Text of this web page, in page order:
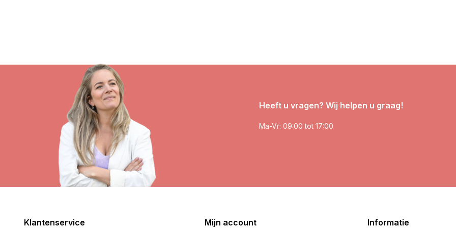
Heeft u vragen? Wij helpen u graag!
Ma-Vr: 09:00 tot 17:00
Klantenservice Mijn account Informatie